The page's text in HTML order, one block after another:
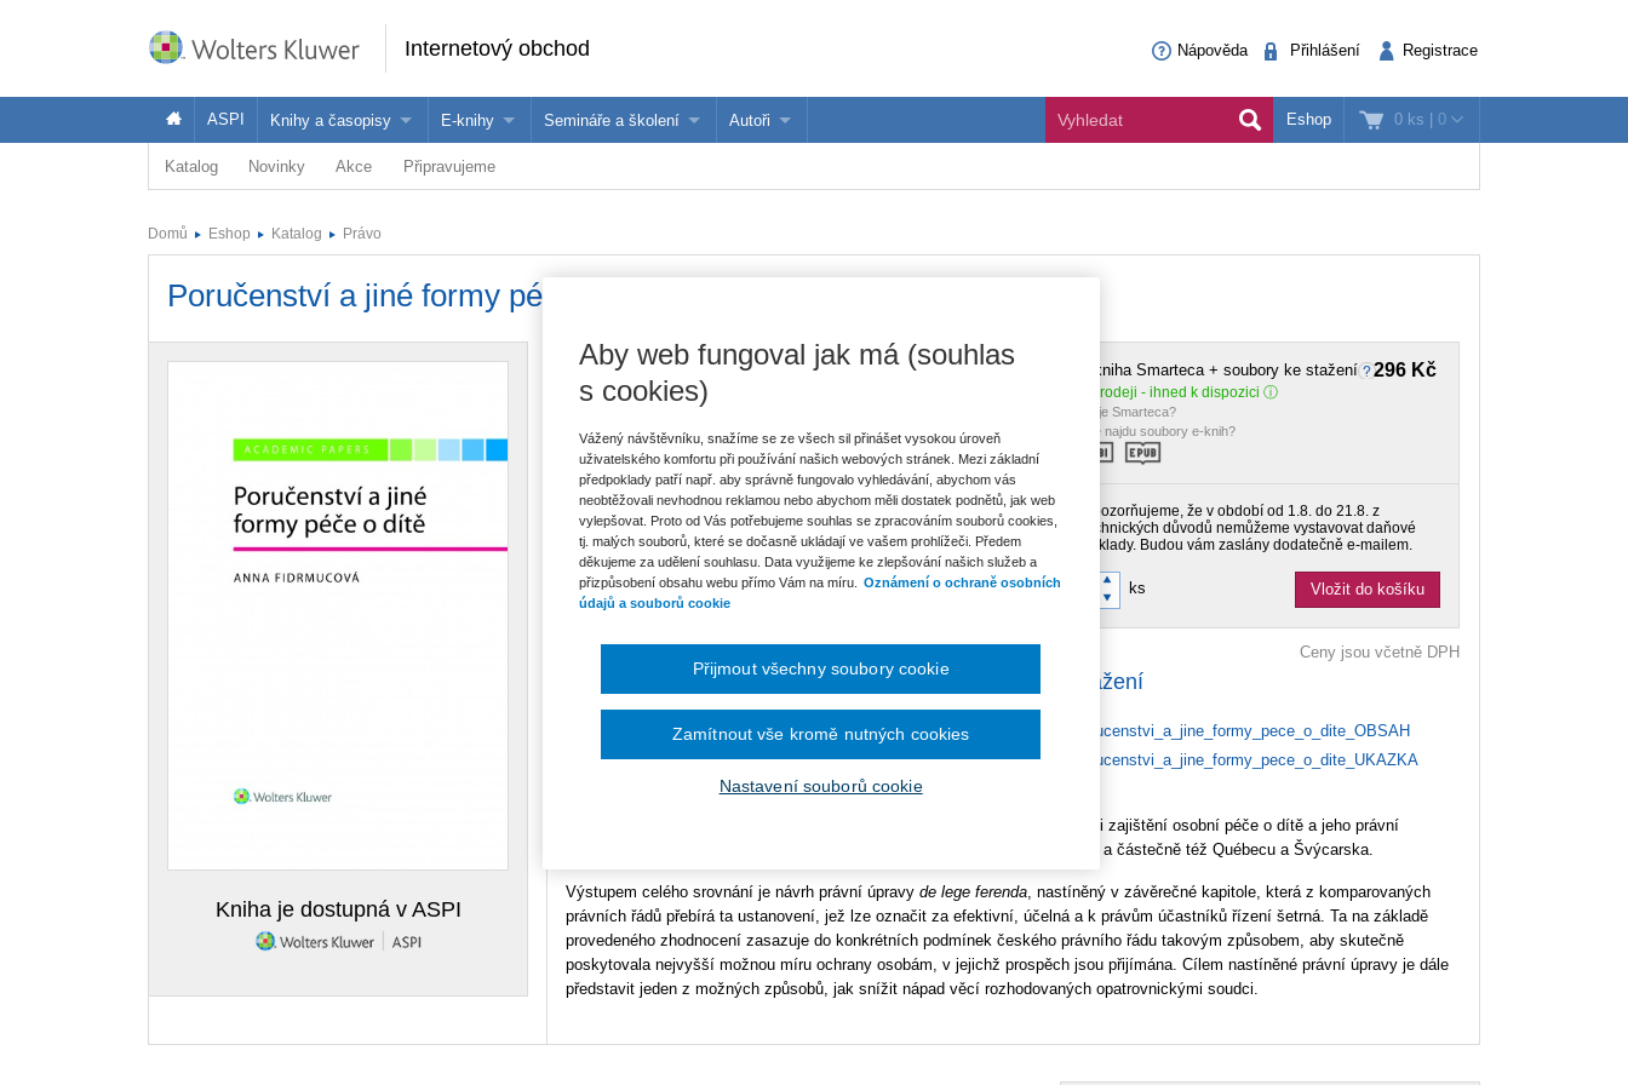
Internetový obchod Nápověda Přihlášení Registrace
0 ks | 0
ASPI Knihy a časopisy
Knihy
E-knihy
Jak na naše e-knihy?
Semináře a školení Autoři Eshop
Katalog Novinky Akce Připravujeme
Domů Eshop Katalog Právo
Poručenství a jiné formy péče o dítě
Kniha je dostupná v ASPI
296 Kč
E-kniha Smarteca + soubory ke stažení
V prodeji - ihned k dispozici
Co je Smarteca?
Kde najdu soubory e-knih?
Upozorňujeme, že v období od 1.8. do 21.8. z
technických důvodů nemůžeme vystavovat daňové
doklady. Budou vám zaslány dodatečně e-mailem.
ks Vložit do košíku
Ceny jsou včetně DPH
Ke stažení
Porucenstvi_a_jine_formy_pece_o_dite_OBSAH
Porucenstvi_a_jine_formy_pece_o_dite_UKAZKA
Vydavatel Wolters Kluwer
Typ publikace monografie
Datum vydání 10/2019
Počet stran 244
Typ produktu E-kniha
978-80-7598-558-3
rámec možných způsobů řešení životních situací, v nichž
dostát povinnostem vyplývajícím pro ně z rodičovské odpovědnosti v oblasti zajištění osobní péče o dítě a jeho právní
ochrany. Český legální rámec následně komparuje s právní úpravou Francie a částečně též Québecu a Švýcarska.
Výstupem celého srovnání je návrh právní úpravyde lege ferenda, nastíněný v závěrečné kapitole, která z komparovaných
právních řádů přebírá ta ustanovení, jež lze označit za efektivní, účelná a k právům účastníků řízení šetrná. Ta na základě
provedeného zhodnocení zasazuje do konkrétních podmínek českého právního řádu takovým způsobem, aby skutečně
poskytovala nejvyšší možnou míru ochrany osobám, v jejichž prospěch jsou přijímána. Cílem nastíněné právní úpravy je dále
představit jeden z možných způsobů, jak snížit nápad věcí rozhodovaných opatrovnickými soudci.
Aby web fungoval jak má (souhlas
s cookies)
Vážený návštěvníku, snažíme se ze všech sil přinášet vysokou úroveň
uživatelského komfortu při používání našich webových stránek. Mezi základní
předpoklady patří např. aby správně fungovalo vyhledávání, abychom vás
neobtěžovali nevhodnou reklamou nebo abychom měli dostatek podnětů, jak web
vylepšovat. Proto od Vás potřebujeme souhlas se zpracováním souborů cookies,
tj. malých souborů, které se dočasně ukládají ve vašem prohlížeči. Předem
děkujeme za udělení souhlasu. Data využijeme ke zlepšování našich služeb a
přizpůsobení obsahu webu přímo Vám na míru.
Oznámení o ochraně osobních
údajů a souborů cookie
Nastavení souborů cookie
Zamítnout vše kromě nutných cookies
Přijmout všechny soubory cookie